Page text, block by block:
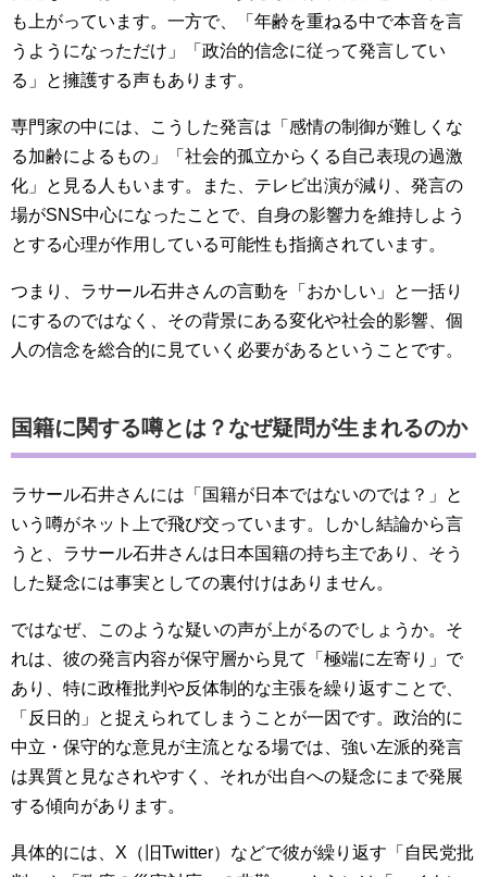
も上がっています。一方で、「年齢を重ねる中で本音を言
うようになっただけ」「政治的信念に従って発言してい
る」と擁護する声もあります。
専門家の中には、こうした発言は「感情の制御が難しくな
る加齢によるもの」「社会的孤立からくる自己表現の過激
化」と見る人もいます。また、テレビ出演が減り、発言の
場がSNS中心になったことで、自身の影響力を維持しよう
とする心理が作用している可能性も指摘されています。
つまり、ラサール石井さんの言動を「おかしい」と一括り
にするのではなく、その背景にある変化や社会的影響、個
人の信念を総合的に見ていく必要があるということです。
国籍に関する噂とは？なぜ疑問が生まれるのか
ラサール石井さんには「国籍が日本ではないのでは？」と
いう噂がネット上で飛び交っています。しかし結論から言
うと、ラサール石井さんは日本国籍の持ち主であり、そう
した疑念には事実としての裏付けはありません。
ではなぜ、このような疑いの声が上がるのでしょうか。そ
れは、彼の発言内容が保守層から見て「極端に左寄り」で
あり、特に政権批判や反体制的な主張を繰り返すことで、
「反日的」と捉えられてしまうことが一因です。政治的に
中立・保守的な意見が主流となる場では、強い左派的発言
は異質と見なされやすく、それが出自への疑念にまで発展
する傾向があります。
具体的には、X（旧Twitter）などで彼が繰り返す「自民党批